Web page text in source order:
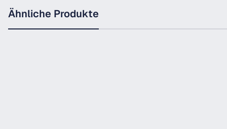
Ähnliche Produkte